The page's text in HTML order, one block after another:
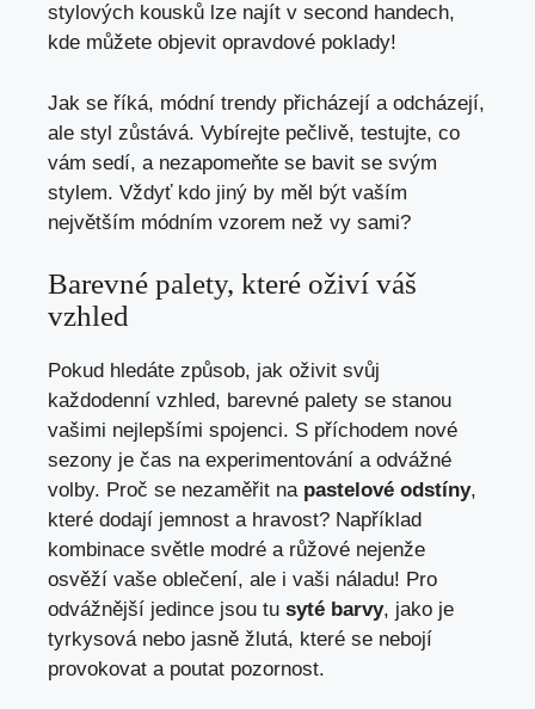
stylových kousků lze najít v second handech,
kde můžete objevit opravdové poklady!
Jak se říká, módní trendy přicházejí a odcházejí,
ale styl zůstává. Vybírejte pečlivě, testujte, co
vám sedí, a nezapomeňte se bavit se svým
stylem. Vždyť kdo jiný by měl být vaším
největším módním vzorem než vy sami?
Barevné palety, které oživí váš
vzhled
Pokud hledáte způsob, jak oživit svůj
každodenní vzhled, barevné palety se stanou
vašimi nejlepšími spojenci. S příchodem nové
sezony je čas na experimentování a odvážné
volby. Proč se nezaměřit na pastelové odstíny,
které dodají jemnost a hravost? Například
kombinace světle modré a růžové nejenže
osvěží vaše oblečení, ale i vaši náladu! Pro
odvážnější jedince jsou tu syté barvy, jako je
tyrkysová nebo jasně žlutá, které se nebojí
provokovat a poutat pozornost.